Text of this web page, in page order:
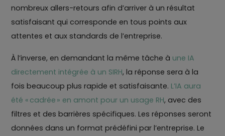
nombreux allers-retours afin d’arriver à un résultat
satisfaisant qui corresponde en tous points aux
attentes et aux standards de l’entreprise.
À l’inverse, en demandant la même tâche à une IA
directement intégrée à un SIRH, la réponse sera à la
fois beaucoup plus rapide et satisfaisante. L’IA aura
été « cadrée » en amont pour un usage RH, avec des
filtres et des barrières spécifiques. Les réponses seront
données dans un format prédéfini par l’entreprise. Le